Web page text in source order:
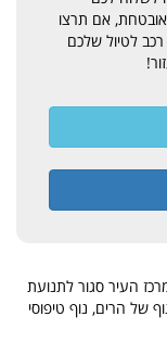
אם תרצו
לטיול שלכם
העיר סגור לתנועת
של הרים, נוף טיפוסי